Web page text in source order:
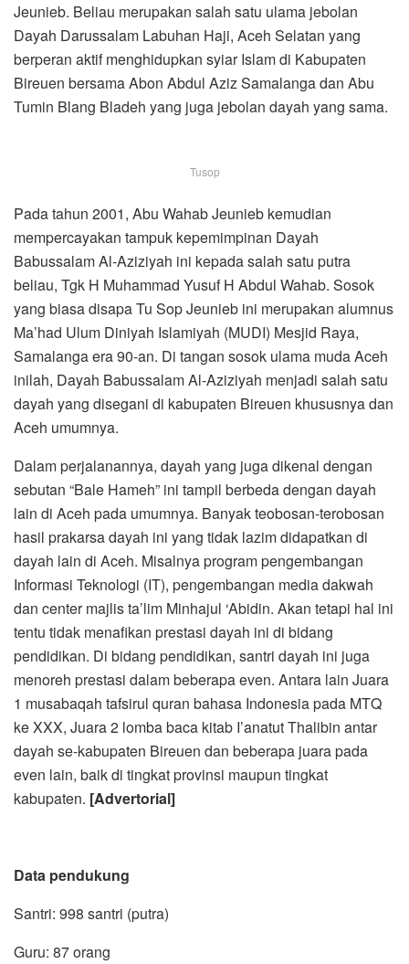
Jeunieb. Beliau merupakan salah satu ulama jebolan
Dayah Darussalam Labuhan Haji, Aceh Selatan yang
berperan aktif menghidupkan syiar Islam di Kabupaten
Bireuen bersama Abon Abdul Aziz Samalanga dan Abu
Tumin Blang Bladeh yang juga jebolan dayah yang sama.
Tusop
Pada tahun 2001, Abu Wahab Jeunieb kemudian
mempercayakan tampuk kepemimpinan Dayah
Babussalam Al-Aziziyah ini kepada salah satu putra
beliau, Tgk H Muhammad Yusuf H Abdul Wahab. Sosok
yang biasa disapa Tu Sop Jeunieb ini merupakan alumnus
Ma’had Ulum Diniyah Islamiyah (MUDI) Mesjid Raya,
Samalanga era 90-an. Di tangan sosok ulama muda Aceh
inilah, Dayah Babussalam Al-Aziziyah menjadi salah satu
dayah yang disegani di kabupaten Bireuen khususnya dan
Aceh umumnya.
Dalam perjalanannya, dayah yang juga dikenal dengan
sebutan “Bale Hameh” ini tampil berbeda dengan dayah
lain di Aceh pada umumnya. Banyak teobosan-terobosan
hasil prakarsa dayah ini yang tidak lazim didapatkan di
dayah lain di Aceh. Misalnya program pengembangan
Informasi Teknologi (IT), pengembangan media dakwah
dan center majlis ta’lim Minhajul ‘Abidin. Akan tetapi hal ini
tentu tidak menafikan prestasi dayah ini di bidang
pendidikan. Di bidang pendidikan, santri dayah ini juga
menoreh prestasi dalam beberapa even. Antara lain Juara
1 musabaqah tafsirul quran bahasa Indonesia pada MTQ
ke XXX, Juara 2 lomba baca kitab I’anatut Thalibin antar
dayah se-kabupaten Bireuen dan beberapa juara pada
even lain, baik di tingkat provinsi maupun tingkat
kabupaten. [Advertorial]
Data pendukung
Santri: 998 santri (putra)
Guru: 87 orang